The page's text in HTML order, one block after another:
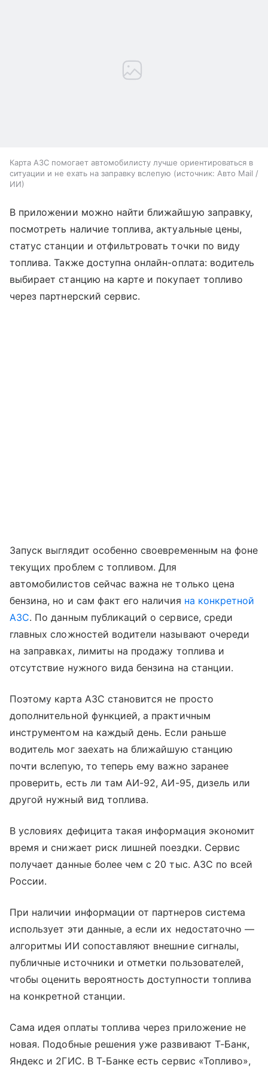
Карта АЗС помогает автомобилисту лучше ориентироваться в
ситуации и не ехать на заправку вслепую
источник: Авто Mail /
ИИ
В приложении можно найти ближайшую заправку,
посмотреть наличие топлива, актуальные цены,
статус станции и отфильтровать точки по виду
топлива. Также доступна онлайн-оплата: водитель
выбирает станцию на карте и покупает топливо
через партнерский сервис.
Запуск выглядит особенно своевременным на фоне
текущих проблем с топливом. Для
автомобилистов сейчас важна не только цена
бензина, но и сам факт его наличия на конкретной
АЗС. По данным публикаций о сервисе, среди
главных сложностей водители называют очереди
на заправках, лимиты на продажу топлива и
отсутствие нужного вида бензина на станции.
Поэтому карта АЗС становится не просто
дополнительной функцией, а практичным
инструментом на каждый день. Если раньше
водитель мог заехать на ближайшую станцию
почти вслепую, то теперь ему важно заранее
проверить, есть ли там АИ-92, АИ-95, дизель или
другой нужный вид топлива.
В условиях дефицита такая информация экономит
время и снижает риск лишней поездки. Сервис
получает данные более чем с 20 тыс. АЗС по всей
России.
При наличии информации от партнеров система
использует эти данные, а если их недостаточно —
алгоритмы ИИ сопоставляют внешние сигналы,
публичные источники и отметки пользователей,
чтобы оценить вероятность доступности топлива
на конкретной станции.
Сама идея оплаты топлива через приложение не
новая. Подобные решения уже развивают Т-Банк,
Яндекс и 2ГИС. В Т-Банке есть сервис «Топливо»,